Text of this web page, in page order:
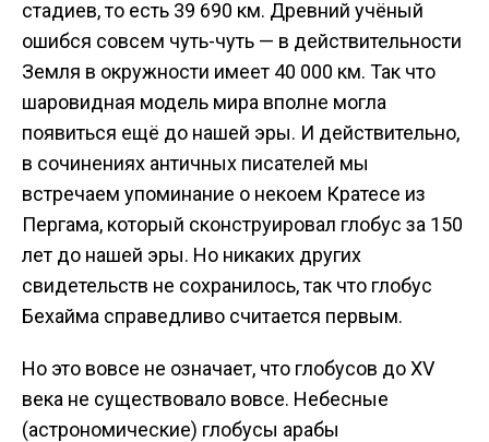
стадиев, то есть 39 690 км. Древний учёный
ошибся совсем чуть-чуть — в действительности
Земля в окружности имеет 40 000 км. Так что
шаровидная модель мира вполне могла
появиться ещё до нашей эры. И действительно,
в сочинениях античных писателей мы
встречаем упоминание о некоем Кратесе из
Пергама, который сконструировал глобус за 150
лет до нашей эры. Но никаких других
свидетельств не сохранилось, так что глобус
Бехайма справедливо считается первым.
Но это вовсе не означает, что глобусов до XV
века не существовало вовсе. Небесные
(астрономические) глобусы арабы